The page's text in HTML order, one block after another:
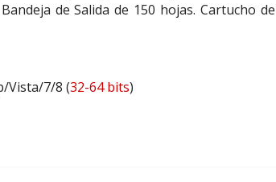
de Salida de 150 hojas. Cartucho
Vista/7/8 (32-64 bits)